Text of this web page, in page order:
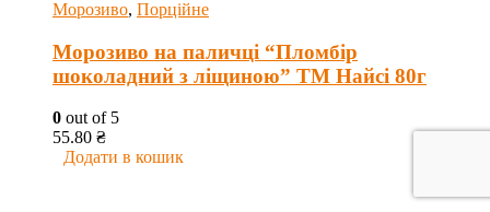
Морозиво, Порційне
Морозиво на паличці “Пломбір
шоколадний з ліщиною” ТМ Найсі 80г
0 out of 5
55.80 ₴
Додати в кошик